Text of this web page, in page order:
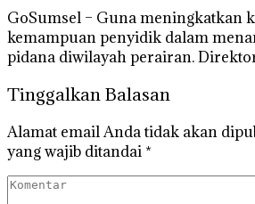
GoSumsel – Guna meningkatkan
kemampuan penyidik dalam
pidana diwilayah perairan.
Tinggalkan Balasan
Alamat email Anda tidak akan
yang wajib ditandai *